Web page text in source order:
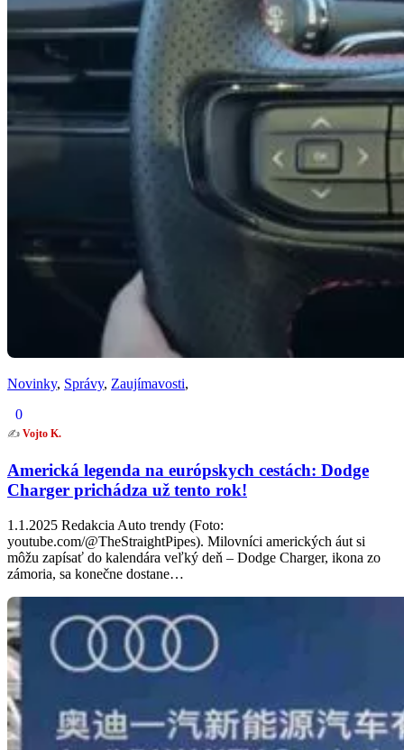
Novinky, Správy, Zaujímavosti,
0
✍️ Vojto K.
Americká legenda na európskych cestách: Dodge
Charger prichádza už tento rok!
1.1.2025 Redakcia Auto trendy (Foto:
youtube.com/@TheStraightPipes). Milovníci amerických áut si
môžu zapísať do kalendára veľký deň – Dodge Charger, ikona zo
zámoria, sa konečne dostane…